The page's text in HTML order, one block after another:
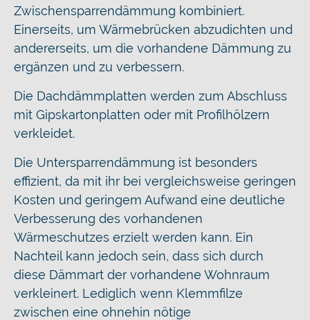
Zwischensparrendämmung kombiniert.
Einerseits, um Wärmebrücken abzudichten und
andererseits, um die vorhandene Dämmung zu
ergänzen und zu verbessern.
Die Dachdämmplatten werden zum Abschluss
mit Gipskartonplatten oder mit Profilhölzern
verkleidet.
Die Untersparrendämmung ist besonders
effizient, da mit ihr bei vergleichsweise geringen
Kosten und geringem Aufwand eine deutliche
Verbesserung des vorhandenen
Wärmeschutzes erzielt werden kann. Ein
Nachteil kann jedoch sein, dass sich durch
diese Dämmart der vorhandene Wohnraum
verkleinert. Lediglich wenn Klemmfilze
zwischen eine ohnehin nötige